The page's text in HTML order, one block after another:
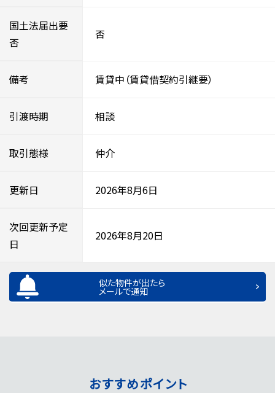
国土法届出要
否
否
備考 賃貸中（賃貸借契約引継要）
引渡時期 相談
取引態様 仲介
更新日 2026年8月6日
次回更新予定
日
2026年8月20日
似た物件が出たら
メールで通知
おすすめポイント